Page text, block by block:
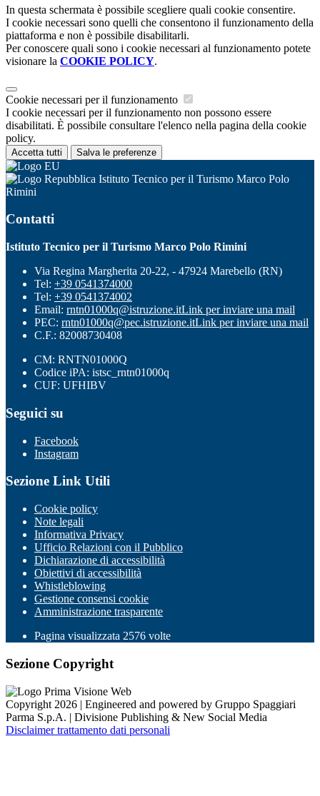
In questa schermata è possibile scegliere quali cookie consentire.
I cookie necessari sono quelli che consentono il funzionamento della
piattaforma e non è possibile disabilitarli.
Per conoscere quali sono i cookie necessari al funzionamento potete
visionare la COOKIE POLICY.
Cookie necessari per il funzionamento
I cookie necessari per il funzionamento non possono essere
disabilitati. È possibile consultare l'elenco nella pagina della cookie
policy.
Accetta tutti Salva le preferenze
Istituto Tecnico per il Turismo Marco Polo
Rimini
Contatti
Istituto Tecnico per il Turismo Marco Polo Rimini
Via Regina Margherita 20-22, - 47924 Marebello (RN)
Tel: +39 0541374000
Tel: +39 0541374002
Email: rntn01000q@istruzione.itLink per inviare una mail
PEC: rntn01000q@pec.istruzione.itLink per inviare una mail
C.F.: 82008730408
CM: RNTN01000Q
Codice iPA: istsc_rntn01000q
CUF: UFHIBV
Seguici su
Facebook
Instagram
Sezione Link Utili
Cookie policy
Note legali
Informativa Privacy
Ufficio Relazioni con il Pubblico
Dichiarazione di accessibilità
Obiettivi di accessibilità
Whistleblowing
Gestione consensi cookie
Amministrazione trasparente
Pagina visualizzata 2576 volte
Sezione Copyright
Copyright 2026 | Engineered and powered by Gruppo Spaggiari
Parma S.p.A. | Divisione Publishing & New Social Media
Disclaimer trattamento dati personali